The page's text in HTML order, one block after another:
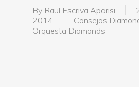
By Raul Escriva Aparisi
2014
Consejos
Orquesta Diamonds